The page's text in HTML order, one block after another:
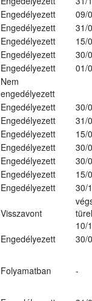
Engedélyezett
09/
Engedélyezett
31/
Engedélyezett
15/
Engedélyezett
30/
Engedélyezett
01/
Nem
engedélyezett
Engedélyezett
30/
Engedélyezett
31/
Engedélyezett
15/
Engedélyezett
30/
Engedélyezett
30/
Engedélyezett
15/
Engedélyezett
30/
Visszavont
10/
Engedélyezett
30/
Folyamatban -